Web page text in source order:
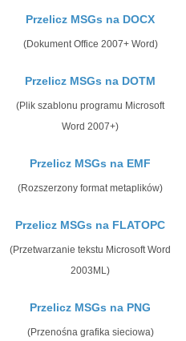
Przelicz MSGs na DOCX
(Dokument Office 2007+ Word)
Przelicz MSGs na DOTM
(Plik szablonu programu Microsoft
Word 2007+)
Przelicz MSGs na EMF
(Rozszerzony format metaplików)
Przelicz MSGs na FLATOPC
(Przetwarzanie tekstu Microsoft Word
2003ML)
Przelicz MSGs na PNG
(Przenośna grafika sieciowa)